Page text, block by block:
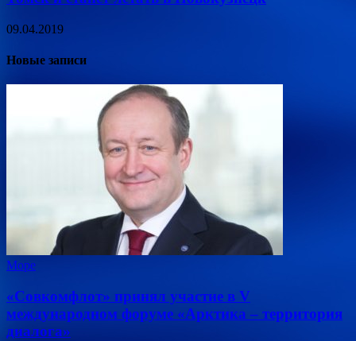
09.04.2019
Новые записи
Море
«Совкомфлот» принял участие в V
международном форуме «Арктика – территория
диалога»